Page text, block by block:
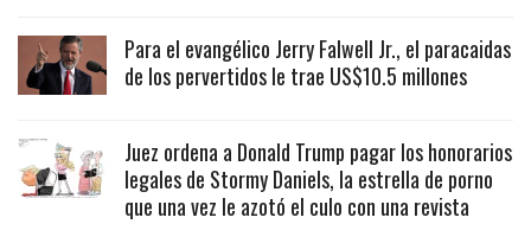
Para el evangélico Jerry Falwell Jr., el paracaidas
de los pervertidos le trae US$10.5 millones
Juez ordena a Donald Trump pagar los honorarios
legales de Stormy Daniels, la estrella de porno
que una vez le azotó el culo con una revista